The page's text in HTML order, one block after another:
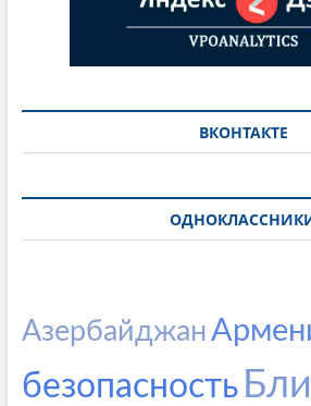
ВКОНТАКТЕ
Азербайджан
безопасность